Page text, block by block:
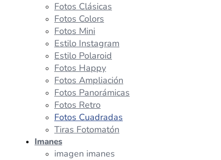
Fotos Clásicas
Fotos Colors
Fotos Mini
Estilo Instagram
Estilo Polaroid
Fotos Happy
Fotos Ampliación
Fotos Panorámicas
Fotos Retro
Fotos Cuadradas
Tiras Fotomatón
Imanes
imagen imanes